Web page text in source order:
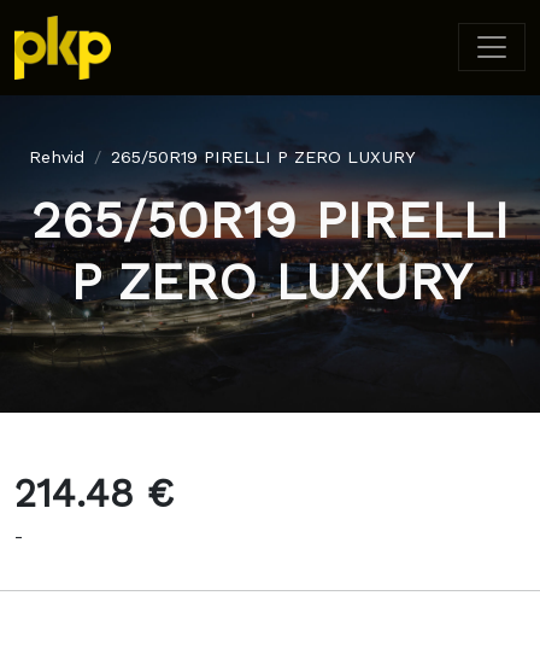
Rehvid 265/50R19 PIRELLI P ZERO LUXURY
265/50R19 PIRELLI
P ZERO LUXURY
214.48 €
-